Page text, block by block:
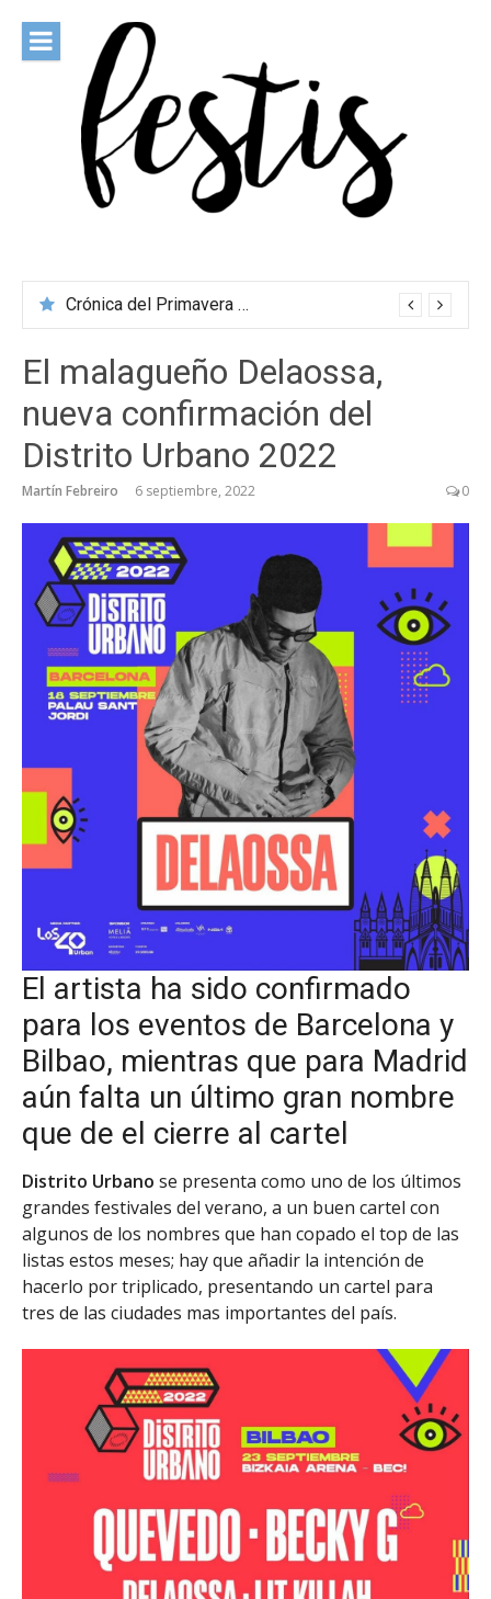
contenido
Crónica del Primavera Sound Porto 2026
El malagueño Delaossa,
nueva confirmación del
Distrito Urbano 2022
Martín Febreiro 6 septiembre, 2022 0
El artista ha sido confirmado
para los eventos de Barcelona y
Bilbao, mientras que para Madrid
aún falta un último gran nombre
que de el cierre al cartel
Distrito Urbano se presenta como uno de los últimos
grandes festivales del verano, a un buen cartel con
algunos de los nombres que han copado el top de las
listas estos meses; hay que añadir la intención de
hacerlo por triplicado, presentando un cartel para
tres de las ciudades mas importantes del país.